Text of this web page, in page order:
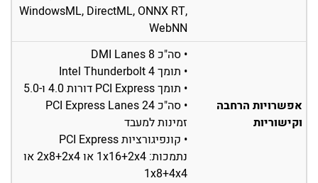
WindowsML, DirectML, ONNX RT,
WebNN
אפשרויות הרחבה
וקישוריות
• סה"כ 8 DMI Lanes
• תומך Intel Thunderbolt 4
• תומך PCI Express דורות 4.0 ו-5.0
• סה"כ 24 PCI Express Lanes
זמינות למעבד
• קונפיגורציות PCI Express
נתמכות: 1x16+2x4 או 2x8+2x4 או
1x8+4x4